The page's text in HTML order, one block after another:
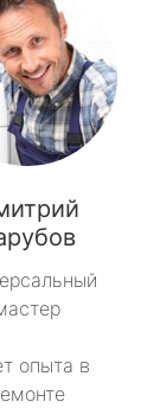
опыта в